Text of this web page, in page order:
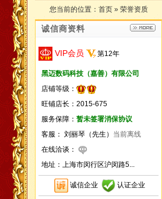
您当前的位置： 首页 » 荣誉资质
诚信商资料
VIP会员 第12年
黑迈数码科技（嘉善）有限公司
店铺等级：
旺铺店长：2015-675
服务保障： 暂未签署消保协议
客服： 刘丽琴（先生） 当前离线
在线洽谈：
地址：
上海市闵行区沪闵路5...
诚信企业 认证企业